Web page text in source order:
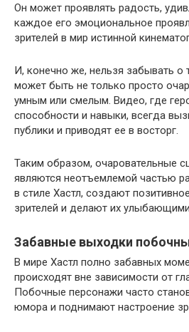
Он может проявлять радость,
каждое его эмоциональное
зрителей в мир истинной
И, конечно же, нельзя забывать о
может быть не только просто
умным или смелым. Видео, где
способности и навыки, всегда
публики и приводят ее в восторг.
Таким образом, очаровательные
являются неотъемлемой частью
в стиле Хастл, создают
зрителей и делают их
Забавные выходки
В мире Хастл полно забавных
происходят вне зависимости от
Побочные персонажи часто
юмора и поднимают настроение